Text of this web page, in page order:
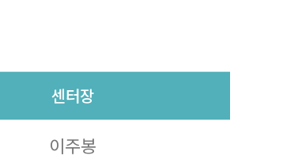
센터장
이주봉